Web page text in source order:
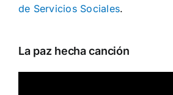
de Servicios Sociales.
La paz hecha canción